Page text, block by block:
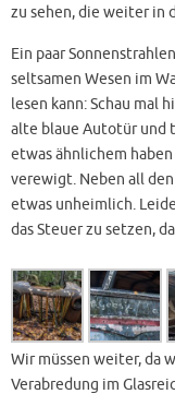
zu sehen, die weiter in
Ein paar
seltsamen Wesen im
lesen kann: Schau mal
alte blaue Autotür und
etwas ähnlichem
verewigt. Neben all
etwas unheimlich.
das Steuer zu setzen,
Wir müssen weiter, da
Verabredung im